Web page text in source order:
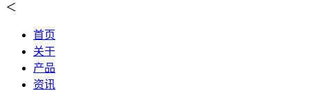
＜
首页
关于
产品
资讯